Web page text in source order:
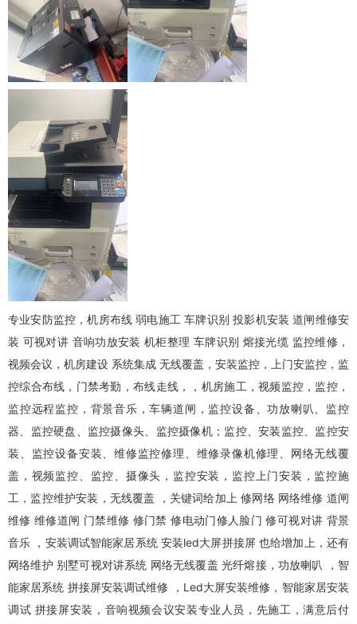
专业安防监控，机房布线 弱电施工 车牌识别 投影机安装 道闸维修安
装 可视对讲 音响功放安装 机柜整理 车牌识别 熔接光缆 监控维修 ，
视频会议，机房建设 系统集成 无线覆盖，安装监控，上门安监控，监
控综合布线，门禁考勤，布线走线，，机房施工，视频监控，监控，
监控远程监控，背景音乐，车辆道闸，监控设备、功放喇叭、监控
器、监控硬盘、监控摄像头、监控摄像机；监控、安装监控、监控安
装、监控设备安装、维修监控修理、维修录像机修理、网络无线覆
盖，视频监控、监控、摄像头，监控安装，监控上门安装，监控施
工，监控维护安装，无线覆盖 ，关键词给加上 修网络 网络维修 道闸
维修 维修道闸 门禁维修 修门禁 修电动门修人脸门 修可视对讲 背景
音乐 ，安装调试智能家居系统 安装led大屏拼接屏 也给增加上，还有
网络维护 别墅可视对讲系统 网络无线覆盖 光纤熔接，功放喇叭 ，智
能家居系统 拼接屏安装调试维修 ，Led大屏安装维修，智能家居安装
调试 拼接屏安装，音响视频会议安装专业人员，先施工，满意后付